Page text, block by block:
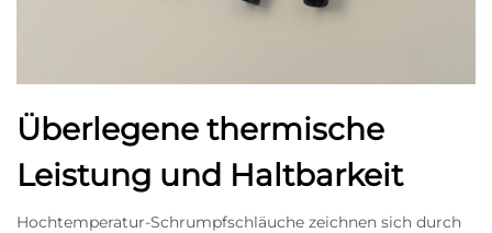
Überlegene thermische
Leistung und Haltbarkeit
Hochtemperatur-Schrumpfschläuche zeichnen sich durch